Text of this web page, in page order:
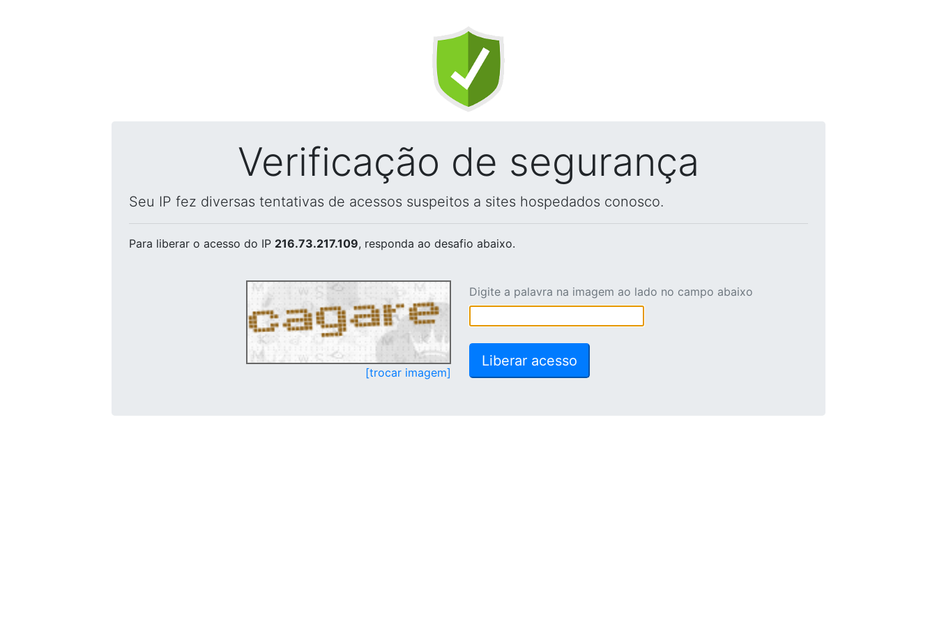
Verificação de segurança
Seu IP fez diversas tentativas de acessos suspeitos a sites hospedados conosco.
Para liberar o acesso do IP 216.73.217.109, responda ao desafio abaixo.
[trocar imagem]
Digite a palavra na imagem ao lado no campo abaixo